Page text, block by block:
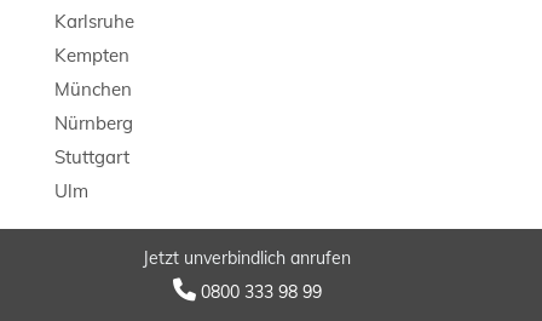
Jetzt unverbindlich anrufen
0800 333 98 99
Karlsruhe
Kempten
München
Nürnberg
Stuttgart
Ulm
© 2026 LB Detektei